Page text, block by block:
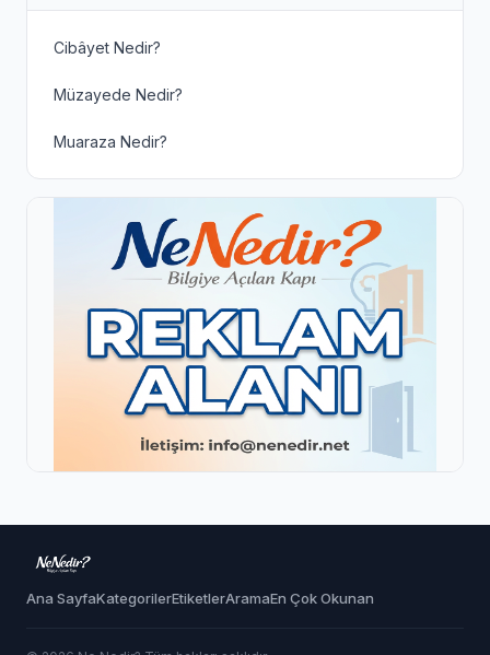
Cibâyet Nedir?
Müzayede Nedir?
Muaraza Nedir?
Ana SayfaKategorilerEtiketlerAramaEn Çok Okunan